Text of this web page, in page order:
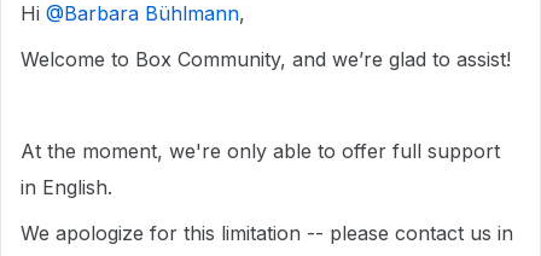
Hi ​ @Barbara Bühlmann,
Welcome to Box Community, and we’re glad to assist!
At the moment, we're only able to offer full support
in English.
We apologize for this limitation -- please contact us in